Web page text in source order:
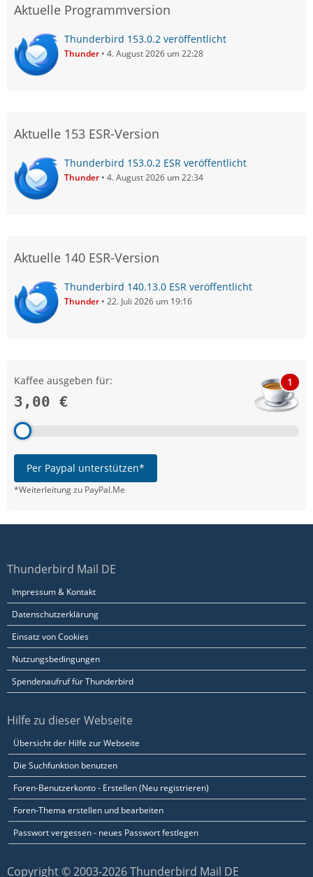
Aktuelle Programmversion
Thunderbird 153.0.2 veröffentlicht
Thunder 4. August 2026 um 22:28
Aktuelle 153 ESR-Version
Thunderbird 153.0.2 ESR veröffentlicht
Thunder 4. August 2026 um 22:34
Aktuelle 140 ESR-Version
Thunderbird 140.13.0 ESR veröffentlicht
Thunder 22. Juli 2026 um 19:16
Kaffee ausgeben für:
3,00 €
1
Per Paypal unterstützen*
*Weiterleitung zu PayPal.Me
Thunderbird Mail DE
Impressum & Kontakt
Datenschutzerklärung
Einsatz von Cookies
Nutzungsbedingungen
Spendenaufruf für Thunderbird
Hilfe zu dieser Webseite
Übersicht der Hilfe zur Webseite
Die Suchfunktion benutzen
Foren-Benutzerkonto - Erstellen (Neu registrieren)
Foren-Thema erstellen und bearbeiten
Passwort vergessen - neues Passwort festlegen
Copyright © 2003-2026 Thunderbird Mail DE